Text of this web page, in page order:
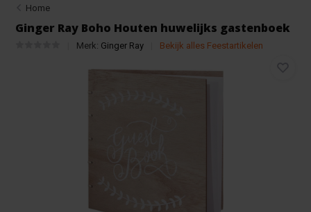
Home
Ginger Ray Boho Houten huwelijks gastenboek
Merk: Ginger Ray Bekijk alles Feestartikelen